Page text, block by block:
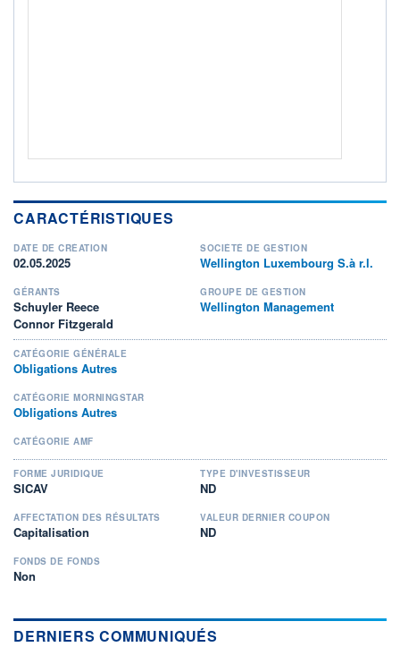
CARACTÉRISTIQUES
DATE DE CRÉATION
02.05.2025
SOCIÉTÉ DE GESTION
Wellington Luxembourg S.à r.l.
GÉRANTS
Schuyler Reece
Connor Fitzgerald
GROUPE DE GESTION
Wellington Management
CATÉGORIE GÉNÉRALE
Obligations Autres
CATÉGORIE MORNINGSTAR
Obligations Autres
CATÉGORIE AMF
FORME JURIDIQUE
SICAV
TYPE D'INVESTISSEUR
ND
AFFECTATION DES RÉSULTATS
Capitalisation
VALEUR DERNIER COUPON
ND
FONDS DE FONDS
Non
DERNIERS COMMUNIQUÉS